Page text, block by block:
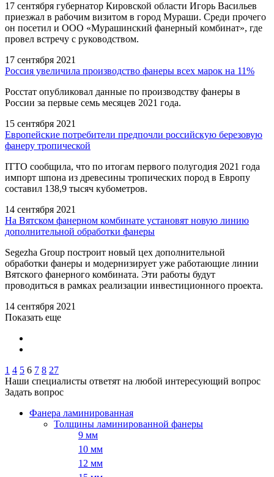
17 сентября губернатор Кировской области Игорь Васильев
приезжал в рабочим визитом в город Мураши. Среди прочего
он посетил и ООО «Мурашинский фанерный комбинат», где
провел встречу с руководством.
17 сентября 2021
Россия увеличила производство фанеры всех марок на 11%
Росстат опубликовал данные по производству фанеры в
России за первые семь месяцев 2021 года.
15 сентября 2021
Европейские потребители предпочли российскую березовую
фанеру тропической
ITTO сообщила, что по итогам первого полугодия 2021 года
импорт шпона из древесины тропических пород в Европу
составил 138,9 тысяч кубометров.
14 сентября 2021
На Вятском фанерном комбинате установят новую линию
дополнительной обработки фанеры
Segezha Group построит новый цех дополнительной
обработки фанеры и модернизирует уже работающие линии
Вятского фанерного комбината. Эти работы будут
проводиться в рамках реализации инвестиционного проекта.
14 сентября 2021
Показать еще
1 4 5 6 7 8 27
Наши специалисты ответят на любой интересующий вопрос
Задать вопрос
Фанера ламинированная
Толщины ламинированной фанеры
9 мм
10 мм
12 мм